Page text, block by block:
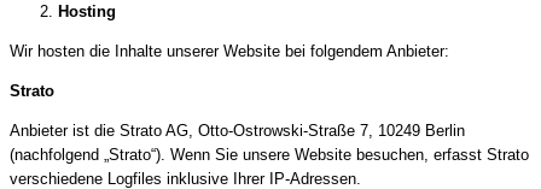
Hosting
Wir hosten die Inhalte unserer Website bei folgendem Anbieter:
Strato
Anbieter ist die Strato AG, Otto-Ostrowski-Straße 7, 10249 Berlin
(nachfolgend „Strato“). Wenn Sie unsere Website besuchen, erfasst Strato
verschiedene Logfiles inklusive Ihrer IP-Adressen.